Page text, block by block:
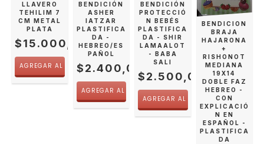
LLAVERO
TEHILIM 7
CM METAL
PLATA
$15.000,00
BENDICIÓN
ASHER
IATZAR
PLASTIFICA
DA -
HEBREO/ES
PAÑOL
$2.400,00
BENDICIÓN
PROTECCIÓ
N BEBÉS
PLASTIFICA
DA - SHIR
LAMAALOT
- BABA
SALI
$2.500,00
BENDICION
BRAJA
HAJARONA
+
RISHONOT
MEDIANA
19X14
DOBLE FAZ
HEBREO -
CON
EXPLICACIÓ
N EN
ESPAÑOL -
PLASTIFICA
DA